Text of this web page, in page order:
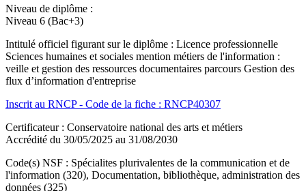
Niveau de diplôme :
Niveau 6 (Bac+3)
Intitulé officiel figurant sur le diplôme : Licence professionnelle
Sciences humaines et sociales mention métiers de l'information :
veille et gestion des ressources documentaires parcours Gestion des
flux d’information d'entreprise
Inscrit au RNCP - Code de la fiche : RNCP40307
Certificateur : Conservatoire national des arts et métiers
Accrédité du 30/05/2025 au 31/08/2030
Code(s) NSF : Spécialites plurivalentes de la communication et de
l'information (320), Documentation, bibliothèque, administration des
données (325)